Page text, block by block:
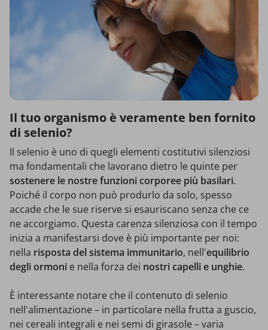
Il tuo organismo è veramente ben fornito
di selenio?
Il selenio è uno di quegli elementi costitutivi silenziosi
ma fondamentali che lavorano dietro le quinte per
sostenere le nostre funzioni corporee più basilari.
Poiché il corpo non può produrlo da solo, spesso
accade che le sue riserve si esauriscano senza che ce
ne accorgiamo. Questa carenza silenziosa con il tempo
inizia a manifestarsi dove è più importante per noi:
nella risposta del sistema immunitario, nell'equilibrio
degli ormoni e nella forza dei nostri capelli e unghie.
È interessante notare che il contenuto di selenio
nell'alimentazione – in particolare nella frutta a guscio,
nei cereali integrali e nei semi di girasole – varia